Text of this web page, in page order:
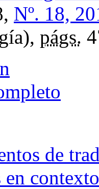
Nº. 18,
págs.
de
contexto